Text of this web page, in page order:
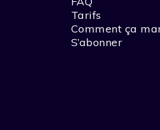
Tarifs
Comment ça
S’abonner